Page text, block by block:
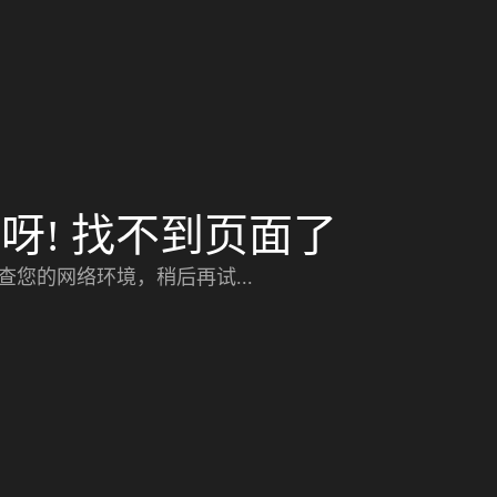
! 找不到页面了
您的网络环境，稍后再试...